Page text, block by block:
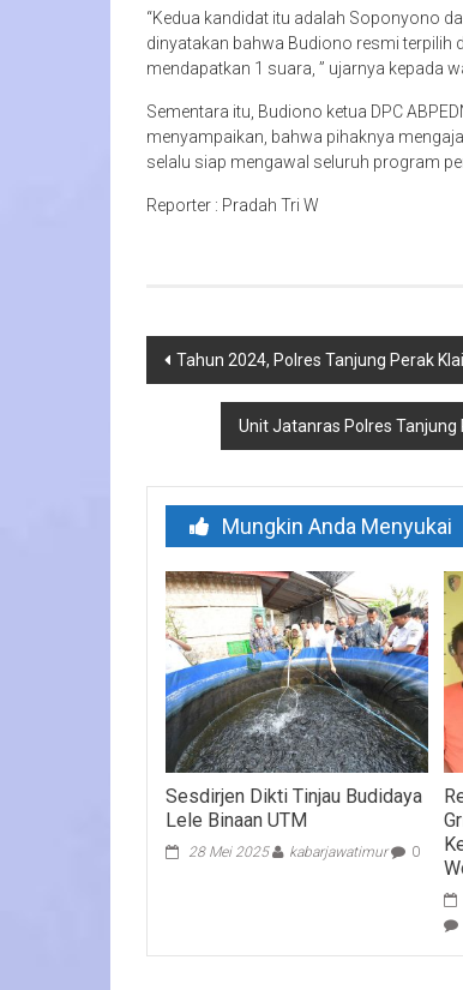
“Kedua kandidat itu adalah Soponyono
dinyatakan bahwa Budiono resmi terpilih
mendapatkan 1 suara, ” ujarnya kepada
Sementara itu, Budiono ketua DPC
menyampaikan, bahwa pihaknya
selalu siap mengawal seluruh program
Reporter : Pradah Tri W
Navigasi
Tahun 2024, Polres Tanjung Perak
Unit Jatanras Polres
Mungkin Anda Menyukai
Sesdirjen Dikti Tinjau Budidaya
Lele Binaan UTM
28 Mei 2025 kabarjawatimur 0